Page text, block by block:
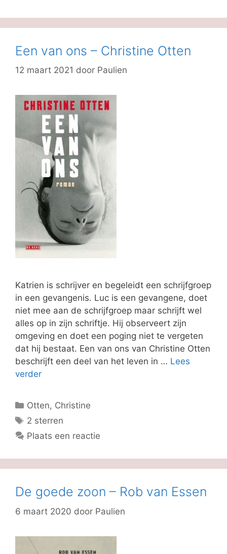
Een van ons – Christine Otten
12 maart 2021 door Paulien
Katrien is schrijver en begeleidt een schrijfgroep
in een gevangenis. Luc is een gevangene, doet
niet mee aan de schrijfgroep maar schrijft wel
alles op in zijn schriftje. Hij observeert zijn
omgeving en doet een poging niet te vergeten
dat hij bestaat. Een van ons van Christine Otten
beschrijft een deel van het leven in … Lees
verder
Categorieën
Otten, Christine
Tags
2 sterren
Plaats een reactie
De goede zoon – Rob van Essen
6 maart 2020 door Paulien